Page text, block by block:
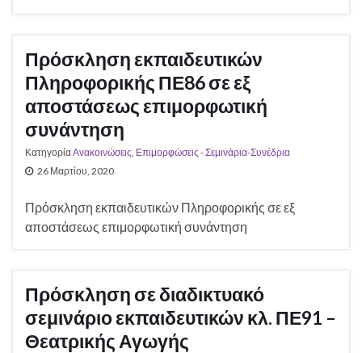
Πρόσκληση εκπαιδευτικών
Πληροφορικής ΠΕ86 σε εξ
αποστάσεως επιμορφωτική
συνάντηση
ΚατηγορίαΑνακοινώσεις Επιμορφώσεις - Σεμινάρια-Συνέδρια
26 Μαρτίου, 2020
Πρόσκληση εκπαιδευτικών Πληροφορικής σε εξ
αποστάσεως επιμορφωτική συνάντηση
Πρόσκληση σε διαδικτυακό
σεμινάριο εκπαιδευτικών κλ. ΠΕ91 –
Θεατρικής Αγωγής